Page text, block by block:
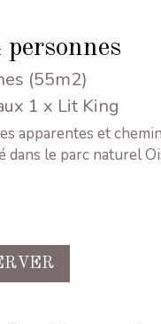
(55m2)
1 x Lit King
apparentes et
le parc naturel